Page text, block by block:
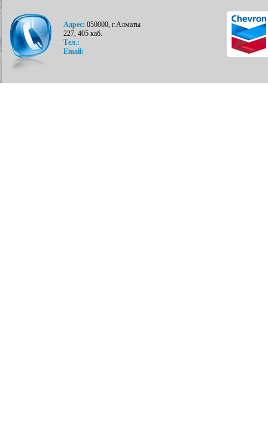
Адрес: 050000, г.Алматы
227, 405 каб.
Тел.:
Email: